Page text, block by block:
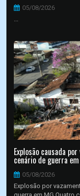
05/08/2026
...
Explosão causada
cenário de guerra
05/08/2026
Explosão por